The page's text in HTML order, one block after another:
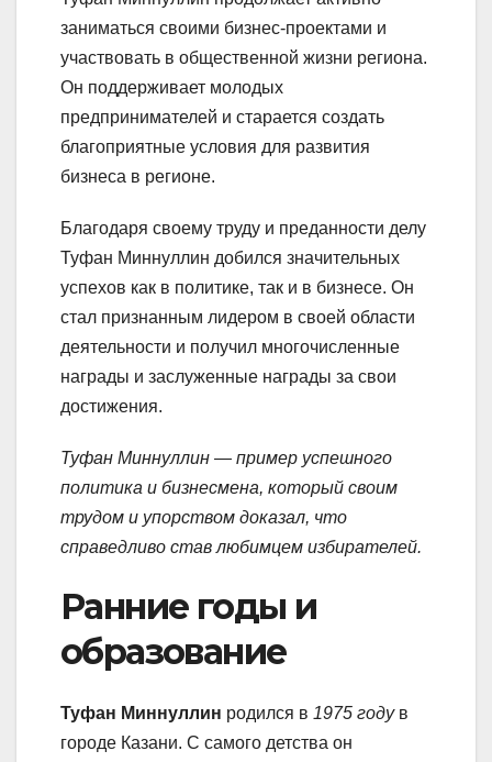
заниматься своими бизнес-проектами и
участвовать в общественной жизни региона.
Он поддерживает молодых
предпринимателей и старается создать
благоприятные условия для развития
бизнеса в регионе.
Благодаря своему труду и преданности делу
Туфан Миннуллин добился значительных
успехов как в политике, так и в бизнесе. Он
стал признанным лидером в своей области
деятельности и получил многочисленные
награды и заслуженные награды за свои
достижения.
Туфан Миннуллин — пример успешного
политика и бизнесмена, который своим
трудом и упорством доказал, что
справедливо став любимцем избирателей.
Ранние годы и
образование
Туфан Миннуллин родился в 1975 годув
городе Казани. С самого детства он